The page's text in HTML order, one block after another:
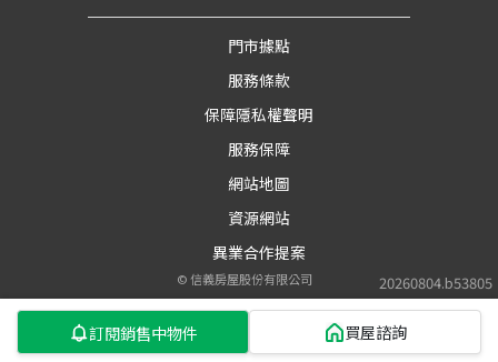
訂閱銷售中物件 買屋諮詢
20260804.b53805
門市據點
服務條款
保障隱私權聲明
服務保障
網站地圖
資源網站
異業合作提案
©信義房屋股份有限公司